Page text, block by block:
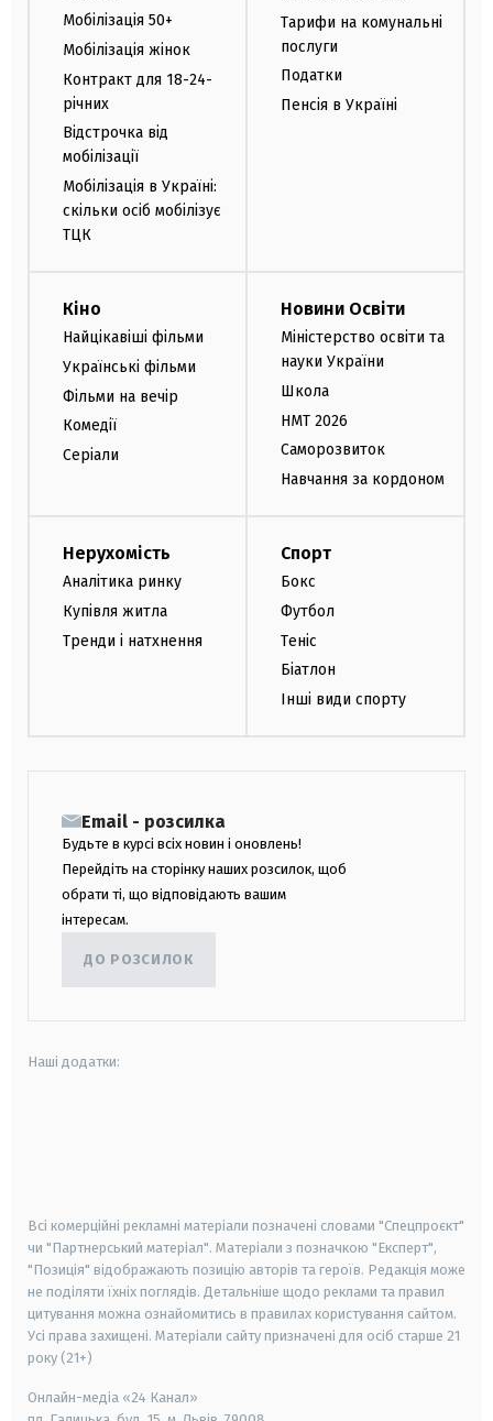
Мобілізація 50+
Мобілізація жінок
Контракт для 18-24-
річних
Відстрочка від
мобілізації
Мобілізація в Україні:
скільки осіб мобілізує
ТЦК
Тарифи на комунальні
послуги
Податки
Пенсія в Україні
Кіно
Найцікавіші фільми
Українські фільми
Фільми на вечір
Комедії
Серіали
Новини Освіти
Міністерство освіти та
науки України
Школа
НМТ 2026
Саморозвиток
Навчання за кордоном
Нерухомість
Аналітика ринку
Купівля житла
Тренди і натхнення
Спорт
Бокс
Футбол
Теніс
Біатлон
Інші види спорту
Email - розсилка
Будьте в курсі всіх новин і оновлень!
Перейдіть на сторінку наших розсилок, щоб
обрати ті, що відповідають вашим
інтересам.
ДО РОЗСИЛОК
Наші додатки:
Всі комерційні рекламні матеріали позначені словами "Спецпроєкт"
чи "Партнерський матеріал". Матеріали з позначкою "Експерт",
"Позиція" відображають позицію авторів та героїв. Редакція може
не поділяти їхніх поглядів. Детальніше щодо реклами та правил
цитування можна ознайомитись в правилах користування сайтом.
Усі права захищені. Матеріали сайту призначені для осіб старше 21
року (21+)
Онлайн-медіа «24 Канал»